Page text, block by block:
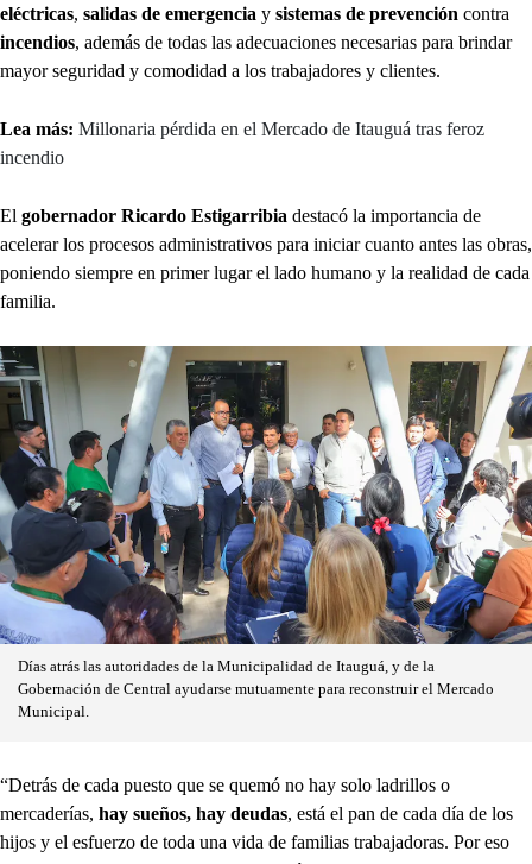
eléctricas, salidas de emergencia y sistemas de prevención contra
incendios, además de todas las adecuaciones necesarias para brindar
mayor seguridad y comodidad a los trabajadores y clientes.
Lea más: Millonaria pérdida en el Mercado de Itauguá tras feroz
incendio
El gobernador Ricardo Estigarribia destacó la importancia de
acelerar los procesos administrativos para iniciar cuanto antes las obras,
poniendo siempre en primer lugar el lado humano y la realidad de cada
familia.
Días atrás las autoridades de la Municipalidad de Itauguá, y de la
Gobernación de Central ayudarse mutuamente para reconstruir el Mercado
Municipal.
“Detrás de cada puesto que se quemó no hay solo ladrillos o
mercaderías, hay sueños, hay deudas, está el pan de cada día de los
hijos y el esfuerzo de toda una vida de familias trabajadoras. Por eso